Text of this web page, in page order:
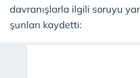
davranışlarla ilgili soruyu
şunları kaydetti: